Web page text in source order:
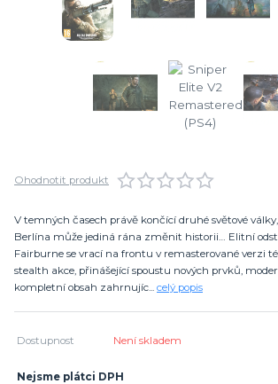
Ohodnotit produkt
V temných časech právě končící druhé světové
Berlína může jediná rána změnit historii… Elitní
Fairburne se vrací na frontu v remasterované verzi
stealth akce, přinášející spoustu nových prvků,
kompletní obsah zahrnujíc... celý popis
Dostupnost Není skladem
Nejsme plátci DPH